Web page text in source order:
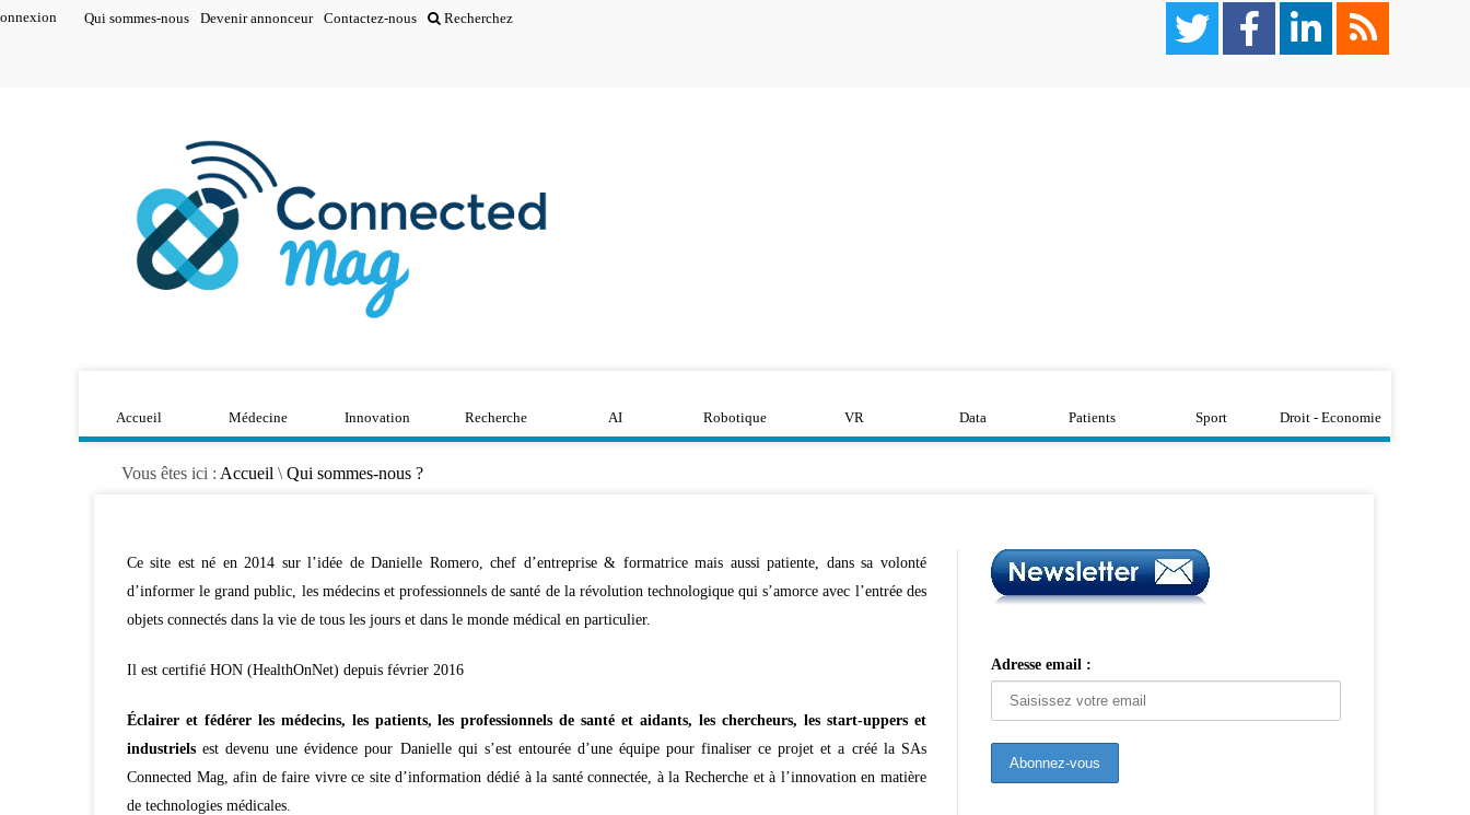
Qui sommes-nous Devenir annonceur Contactez-nous Recherchez
Accueil Médecine Innovation Recherche AI Robotique VR Data Patients Sport Droit - Economie
Vous êtes ici : Accueil \ Qui sommes-nous ?
Ce site est né en 2014 sur l’idée de Danielle Romero, chef d’entreprise & formatrice mais aussi patiente, dans sa volonté
d’informer le grand public, les médecins et professionnels de santé de la révolution technologique qui s’amorce avec l’entrée des
objets connectés dans la vie de tous les jours et dans le monde médical en particulier.
Il est certifié HON (HealthOnNet) depuis février 2016
Éclairer et fédérer les médecins, les patients, les professionnels de santé et aidants, les chercheurs, les start-uppers et
industriels est devenu une évidence pour Danielle qui s’est entourée d’une équipe pour finaliser ce projet et a créé la SAs
Connected Mag, afin de faire vivre ce site d’information dédié à la santé connectée, à la Recherche et à l’innovation en matière
de technologies médicales.
Adresse email :